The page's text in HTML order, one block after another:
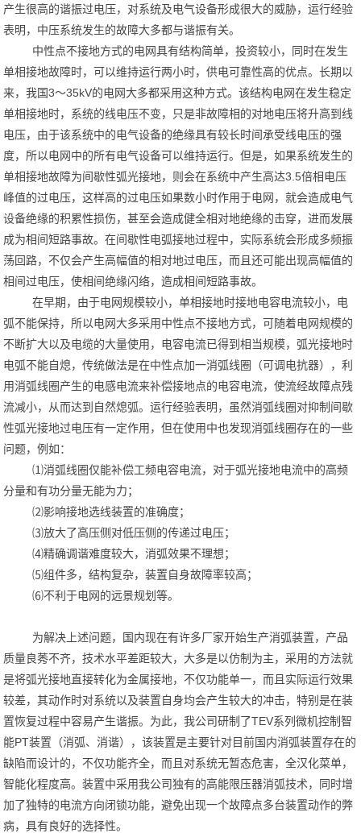
产生很高的谐振过电压，对系统及电气设备形成很大的威胁，运行经验
表明，中压系统发生的故障大多都与谐振有关。
中性点不接地方式的电网具有结构简单，投资较小，同时在发生
单相接地故障时，可以维持运行两小时，供电可靠性高的优点。长期以
来，我国3～35kV的电网大多都采用这种方式。该结构电网在发生稳定
单相接地时，系统的线电压不变，只是非故障相的对地电压将升高到线
电压，由于该系统中的电气设备的绝缘具有较长时间承受线电压的强
度，所以电网中的所有电气设备可以维持运行。但是，如果系统发生的
单相接地故障为间歇性弧光接地，则会在系统中产生高达3.5倍相电压
峰值的过电压，这样高的过电压如果数小时作用于电网，就会造成电气
设备绝缘的积累性损伤，甚至会造成健全相对地绝缘的击穿，进而发展
成为相间短路事故。在间歇性电弧接地过程中，实际系统会形成多频振
荡回路，不仅会产生高幅值的相对地过电压，而且还可能出现高幅值的
相间过电压，使相间绝缘闪络，造成相间短路事故。
在早期，由于电网规模较小，单相接地时接地电容电流较小，电
弧不能保持，所以电网大多采用中性点不接地方式，可随着电网规模的
不断扩大以及电缆的大量使用，电容电流已得到相当规模，弧光接地时
电弧不能自熄，传统做法是在中性点加一消弧线圈（可调电抗器），利
用消弧线圈产生的电感电流来补偿接地点的电容电流，使流经故障点残
流减小，从而达到自然熄弧。运行经验表明，虽然消弧线圈对抑制间歇
性弧光接地过电压有一定作用，但在使用中也发现消弧线圈存在的一些
问题，例如：
⑴消弧线圈仅能补偿工频电容电流，对于弧光接地电流中的高频
分量和有功分量无能为力；
⑵影响接地选线装置的准确度；
⑶放大了高压侧对低压侧的传递过电压；
⑷精确调谐难度较大，消弧效果不理想；
⑸组件多，结构复杂，装置自身故障率较高；
⑹不利于电网的远景规划等。
为解决上述问题，国内现在有许多厂家开始生产消弧装置，产品
质量良莠不齐，技术水平差距较大，大多是以仿制为主，采用的方法就
是将弧光接地直接转化为金属接地，不仅功能单一，而且实际运行效果
较差，其动作时对系统以及装置自身均会产生较大的冲击，特别是在装
置恢复过程中容易产生谐振。为此，我公司研制了TEV系列微机控制智
能PT装置（消弧、消谐），该装置是主要针对目前国内消弧装置存在的
缺陷而设计的，不仅功能齐全，而且对系统无暂态危害，全汉化菜单，
智能化程度高。装置中采用我公司独有的高能限压器消弧技术，同时增
加了独特的电流方向闭锁功能，避免出现一个故障点多台装置动作的弊
病，具有良好的选择性。